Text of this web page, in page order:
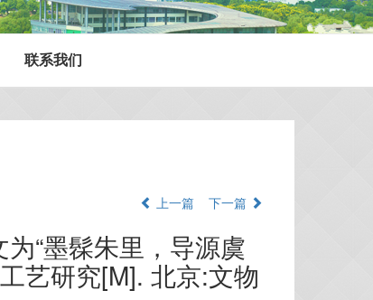
联系我们
上一篇 下一篇
“墨髹朱里，导源虞
艺研究[M]. 北京:文物